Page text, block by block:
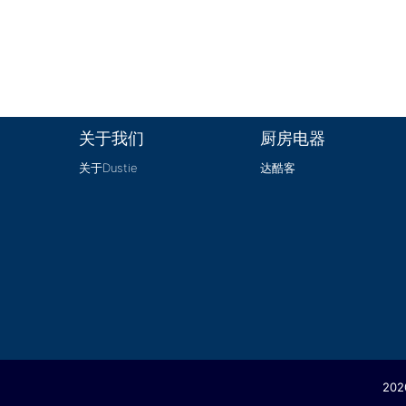
关于我们
关于Dustie
厨房电器
达酷客